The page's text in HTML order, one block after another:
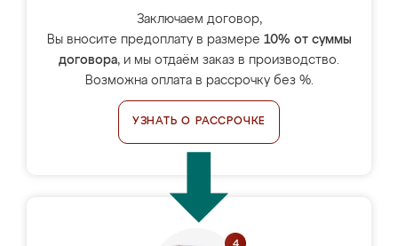
Заключаем договор,
Вы вносите предоплату в размере 10% от суммы
договора, и мы отдаём заказ в производство.
Возможна оплата в рассрочку без %.
УЗНАТЬ О РАССРОЧКЕ